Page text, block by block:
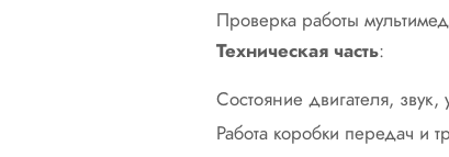
Проверка работы
Техническая часть:
Состояние двигателя, звук,
Работа коробки передач и